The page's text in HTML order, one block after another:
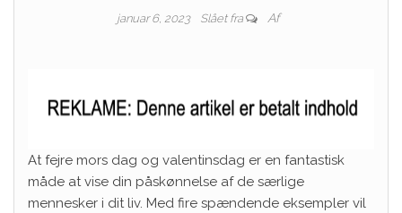
januar 6, 2023 Slået fra Af
At fejre mors dag og valentinsdag er en fantastisk
måde at vise din påskønnelse af de særlige
mennesker i dit liv. Med fire spændende eksempler vil